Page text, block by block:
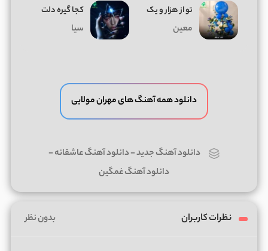
تو از هزار و یک
معین
کجا گیره دلت
سیا
دانلود همه آهنگ های مهران مولایی
دانلود آهنگ جدید-دانلود آهنگ عاشقانه-
دانلود آهنگ غمگین
نظرات کاربران بدون نظر